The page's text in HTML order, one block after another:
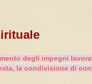
degli impegni
la condivisione di